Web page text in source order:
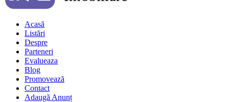
Acasă
Listări
Despre
Parteneri
Evalueaza
Blog
Promovează
Contact
Adaugă Anunț